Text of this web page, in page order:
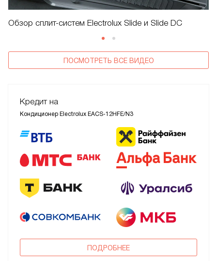
Обзор сплит-систем Electrolux Slide и Slide DC
ПОСМОТРЕТЬ ВСЕ ВИДЕО
Кредит на
Кондиционер Electrolux EACS-12HFE/N3
ПОДРОБНЕЕ